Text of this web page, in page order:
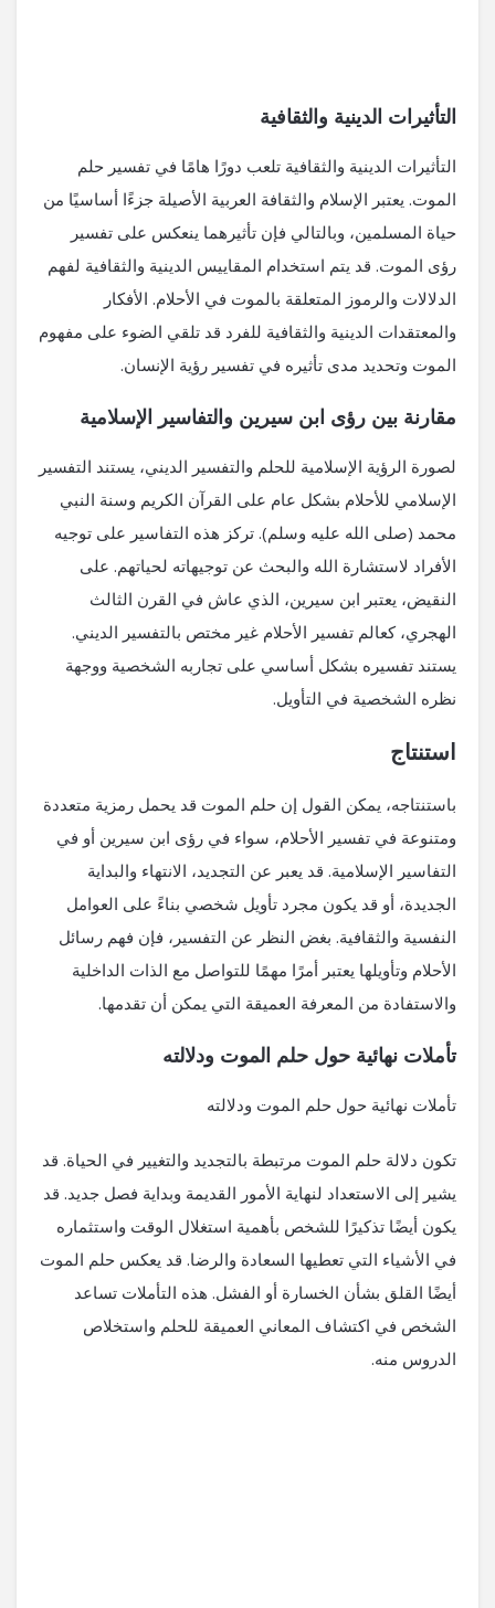
التأثيرات الدينية والثقافية
التأثيرات الدينية والثقافية تلعب دورًا هامًا في تفسير حلم
الموت. يعتبر الإسلام والثقافة العربية الأصيلة جزءًا أساسيًا من
حياة المسلمين، وبالتالي فإن تأثيرهما ينعكس على تفسير
رؤى الموت. قد يتم استخدام المقاييس الدينية والثقافية لفهم
الدلالات والرموز المتعلقة بالموت في الأحلام. الأفكار
والمعتقدات الدينية والثقافية للفرد قد تلقي الضوء على مفهوم
الموت وتحديد مدى تأثيره في تفسير رؤية الإنسان.
مقارنة بين رؤى ابن سيرين والتفاسير الإسلامية
لصورة الرؤية الإسلامية للحلم والتفسير الديني، يستند التفسير
الإسلامي للأحلام بشكل عام على القرآن الكريم وسنة النبي
محمد (صلى الله عليه وسلم). تركز هذه التفاسير على توجيه
الأفراد لاستشارة الله والبحث عن توجيهاته لحياتهم. على
النقيض، يعتبر ابن سيرين، الذي عاش في القرن الثالث
الهجري، كعالم تفسير الأحلام غير مختص بالتفسير الديني.
يستند تفسيره بشكل أساسي على تجاربه الشخصية ووجهة
نظره الشخصية في التأويل.
استنتاج
باستنتاجه، يمكن القول إن حلم الموت قد يحمل رمزية متعددة
ومتنوعة في تفسير الأحلام، سواء في رؤى ابن سيرين أو في
التفاسير الإسلامية. قد يعبر عن التجديد، الانتهاء والبداية
الجديدة، أو قد يكون مجرد تأويل شخصي بناءً على العوامل
النفسية والثقافية. بغض النظر عن التفسير، فإن فهم رسائل
الأحلام وتأويلها يعتبر أمرًا مهمًا للتواصل مع الذات الداخلية
والاستفادة من المعرفة العميقة التي يمكن أن تقدمها.
تأملات نهائية حول حلم الموت ودلالته
تأملات نهائية حول حلم الموت ودلالته
تكون دلالة حلم الموت مرتبطة بالتجديد والتغيير في الحياة. قد
يشير إلى الاستعداد لنهاية الأمور القديمة وبداية فصل جديد. قد
يكون أيضًا تذكيرًا للشخص بأهمية استغلال الوقت واستثماره
في الأشياء التي تعطيها السعادة والرضا. قد يعكس حلم الموت
أيضًا القلق بشأن الخسارة أو الفشل. هذه التأملات تساعد
الشخص في اكتشاف المعاني العميقة للحلم واستخلاص
الدروس منه.